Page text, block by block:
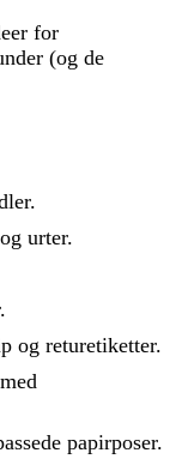
for
(og de
urter.
og returetiketter.
papirposer.